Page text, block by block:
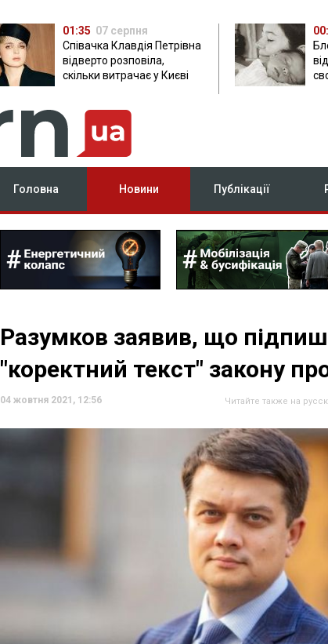
01:35 07 серпня
Співачка Клавдія Петрівна
відверто розповіла,
скільки витрачає у Києві
Головна Новини Публікації
Разумков заявив, що
"коректний текст" закону про
04 жовтня 2021, 12:56 Читайте также на